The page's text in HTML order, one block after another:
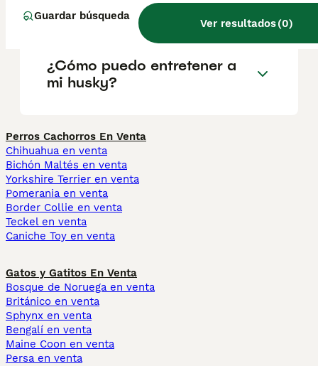
Guardar búsqueda
Ver resultados(0)
¿El husky es un perro feliz?
¿Cómo puedo entretener a
mi husky?
Perros Cachorros En Venta
Chihuahua en venta
Bichón Maltés en venta
Yorkshire Terrier en venta
Pomerania en venta
Border Collie en venta
Teckel en venta
Caniche Toy en venta
Gatos y Gatitos En Venta
Bosque de Noruega en venta
Británico en venta
Sphynx en venta
Bengalí en venta
Maine Coon en venta
Persa en venta